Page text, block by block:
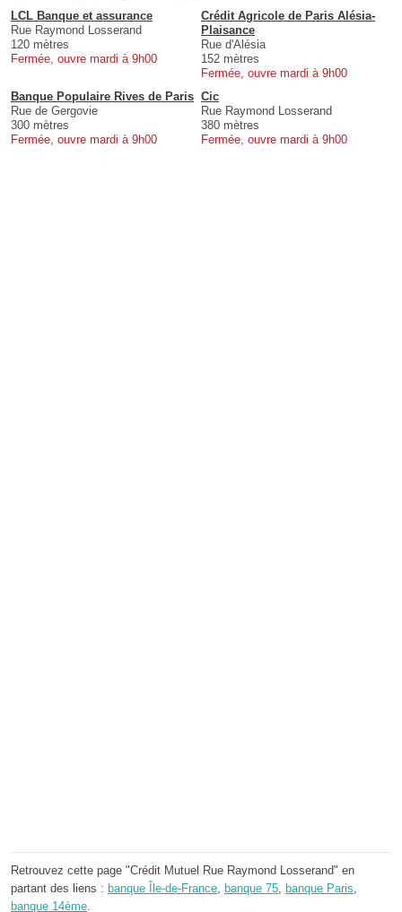
LCL Banque et assurance
Rue Raymond Losserand
120 mètres
Fermée, ouvre mardi à 9h00
Crédit Agricole de Paris Alésia-
Plaisance
Rue d'Alésia
152 mètres
Fermée, ouvre mardi à 9h00
Banque Populaire Rives de Paris
Rue de Gergovie
300 mètres
Fermée, ouvre mardi à 9h00
Cic
Rue Raymond Losserand
380 mètres
Fermée, ouvre mardi à 9h00
Retrouvez cette page "Crédit Mutuel Rue Raymond Losserand" en
partant des liens : banque Île-de-France banque 75 banque Paris
banque 14ème